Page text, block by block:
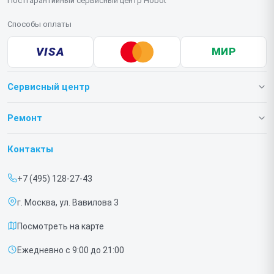
Способы оплаты
VISA МИР
Сервисный центр
О нашем сервисе
Срочный ремонт
Доставка и способы оплаты
Диагностика
Контакты
Ремонт
Роботов-пылесосов
Контакты
+7 (495) 128-27-43
г. Москва, ул. Вавилова 3
Посмотреть на карте
Ежедневно с 9:00 до 21:00